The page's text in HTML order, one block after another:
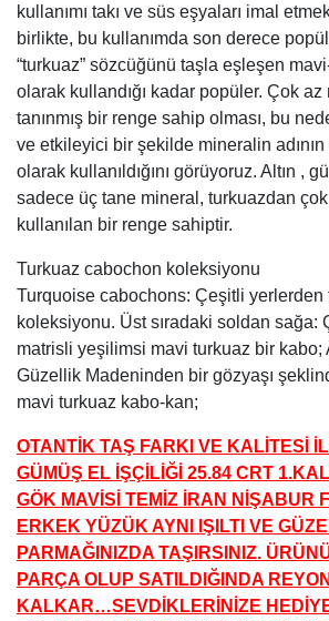
kullanımı takı ve süs eşyaları imal
birlikte, bu kullanımda son derece
“turkuaz” sözcüğünü taşla eşleşen
olarak kullandığı kadar popüler. Çok
tanınmış bir renge sahip olması, bu
ve etkileyici bir şekilde mineralin adının
olarak kullanıldığını görüyoruz. Altın ,
sadece üç tane mineral, turkuazdan
kullanılan bir renge sahiptir.
Turkuaz cabochon koleksiyonu
Turquoise cabochons: Çeşitli
koleksiyonu. Üst sıradaki soldan sağa:
matrisli yeşilimsi mavi turkuaz bir kabo;
Güzellik Madeninden bir gözyaşı
mavi turkuaz kabo-kan;
OTANTİK TAŞ FARKI VE KALİTESİ
GÜMÜŞ EL İŞÇİLİĞİ 25.84 CRT
GÖK MAVİSİ TEMİZ İRAN NİŞABUR
ERKEK YÜZÜK AYNI IŞILTI VE
PARMAĞINIZDA TAŞIRSINIZ.
PARÇA OLUP SATILDIĞINDA
KALKAR…SEVDİKLERİNİZE